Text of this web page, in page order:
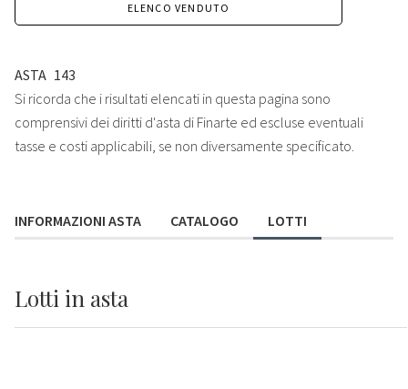
ELENCO VENDUTO
ASTA 143
Si ricorda che i risultati elencati in questa pagina sono
comprensivi dei diritti d'asta di Finarte ed escluse eventuali
tasse e costi applicabili, se non diversamente specificato.
INFORMAZIONI ASTA CATALOGO LOTTI
Lotti in asta